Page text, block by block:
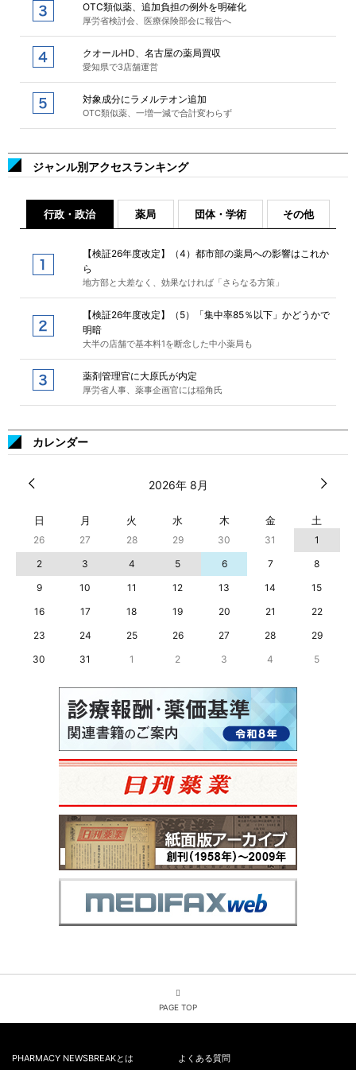
OTC類似薬、追加負担の例外を明確化
厚労省検討会、医療保険部会に報告へ
クオールHD、名古屋の薬局買収
愛知県で3店舗運営
対象成分にラメルテオン追加
OTC類似薬、一増一減で合計変わらず
ジャンル別アクセスランキング
行政・政治 薬局 団体・学術 その他
【検証26年度改定】（4）都市部の薬局への影響はこれか
ら
地方部と大差なく、効果なければ「さらなる方策」
【検証26年度改定】（5）「集中率85％以下」かどうかで
明暗
大半の店舗で基本料1を断念した中小薬局も
薬剤管理官に大原氏が内定
厚労省人事、薬事企画官には稲角氏
カレンダー
2026年 8月
日 月 火 水 木 金 土
26 27 28 29 30 31
1
2
3 4 5 6 7
8
9
10 11 12 13 14
15
16
17 18 19 20 21
22
23
24 25 26 27 28
29
30
31 1 2 3 4 5
PAGE TOP
PHARMACY NEWSBREAKとは よくある質問